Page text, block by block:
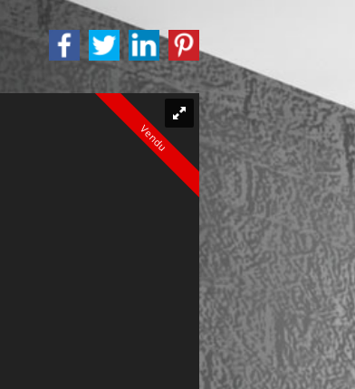
Vendu